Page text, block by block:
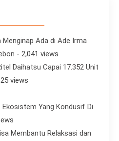
Menginap Ada di Ade Irma
- 2,041 views
Daihatsu Capai 17.352 Unit
views
Ekosistem Yang Kondusif Di
Membantu Relaksasi dan